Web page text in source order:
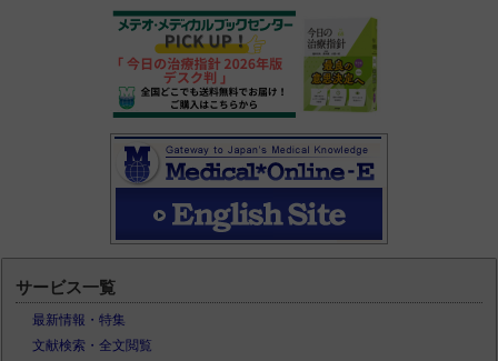
サービス一覧
最新情報・特集
文献検索・全文閲覧